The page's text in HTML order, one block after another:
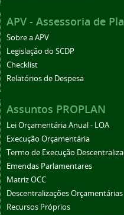
APV - Assessoria de
Sobre a APV
Legislação do SCDP
Checklist
Relatórios de Despesa
Assuntos PROPLAN
Lei Orçamentária Anual - LOA
Execução Orçamentária
Termo de Execução
Emendas Parlamentares
Matriz OCC
Descentralizações Orçamentárias
Recursos Próprios